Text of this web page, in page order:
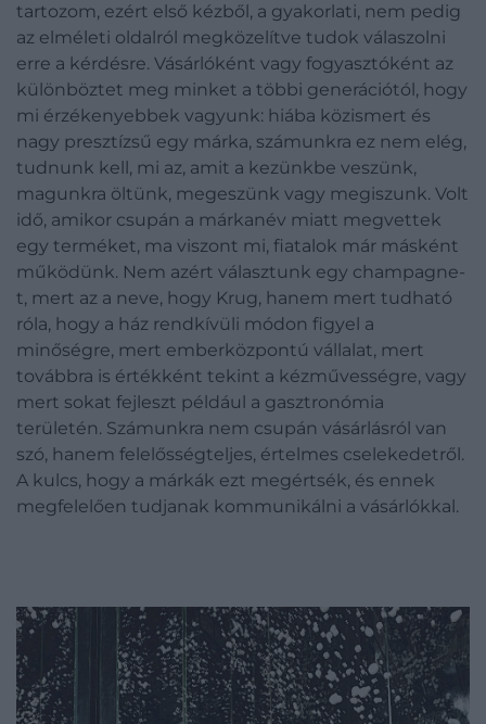
tartozom, ezért első kézből, a gyakorlati, nem pedig
az elméleti oldalról megközelítve tudok válaszolni
erre a kérdésre. Vásárlóként vagy fogyasztóként az
különböztet meg minket a többi generációtól, hogy
mi érzékenyebbek vagyunk: hiába közismert és
nagy presztízsű egy márka, számunkra ez nem elég,
tudnunk kell, mi az, amit a kezünkbe veszünk,
magunkra öltünk, megeszünk vagy megiszunk. Volt
idő, amikor csupán a márkanév miatt megvettek
egy terméket, ma viszont mi, fiatalok már másként
működünk. Nem azért választunk egy champagne-
t, mert az a neve, hogy Krug, hanem mert tudható
róla, hogy a ház rendkívüli módon figyel a
minőségre, mert emberközpontú vállalat, mert
továbbra is értékként tekint a kézművességre, vagy
mert sokat fejleszt például a gasztronómia
területén. Számunkra nem csupán vásárlásról van
szó, hanem felelősségteljes, értelmes cselekedetről.
A kulcs, hogy a márkák ezt megértsék, és ennek
megfelelően tudjanak kommunikálni a vásárlókkal.